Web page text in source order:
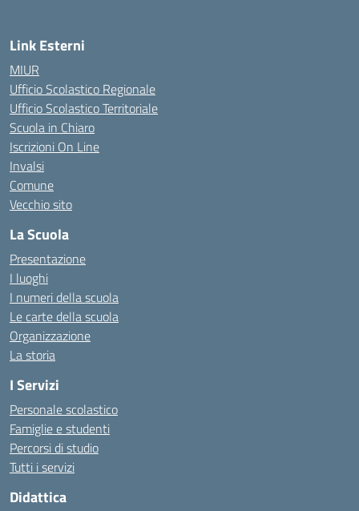
Link Esterni
MIUR
Ufficio Scolastico Regionale
Ufficio Scolastico Territoriale
Scuola in Chiaro
Iscrizioni On Line
Invalsi
Comune
Vecchio sito
La Scuola
Presentazione
I luoghi
I numeri della scuola
Le carte della scuola
Organizzazione
La storia
I Servizi
Personale scolastico
Famiglie e studenti
Percorsi di studio
Tutti i servizi
Didattica